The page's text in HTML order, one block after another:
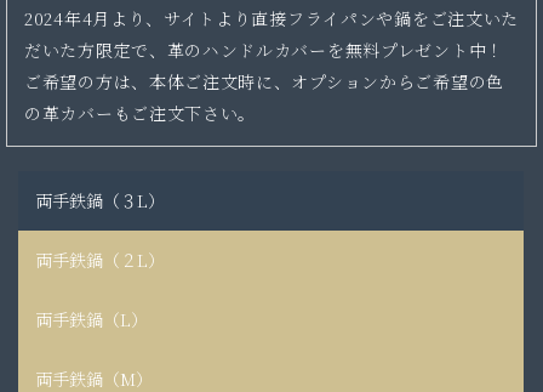
2024年4月より、サイトより直接フライパンや鍋をご注文いた
だいた方限定で、革のハンドルカバーを無料プレゼント中！
ご希望の方は、本体ご注文時に、オプションからご希望の色
の革カバーもご注文下さい。
両手鉄鍋（３L）
両手鉄鍋（２L）
両手鉄鍋（L）
両手鉄鍋（M）